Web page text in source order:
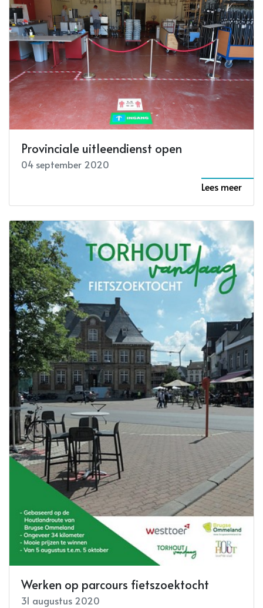
Provinciale uitleendienst open
04 september 2020
Lees meer
Werken op parcours fietszoektocht
31 augustus 2020